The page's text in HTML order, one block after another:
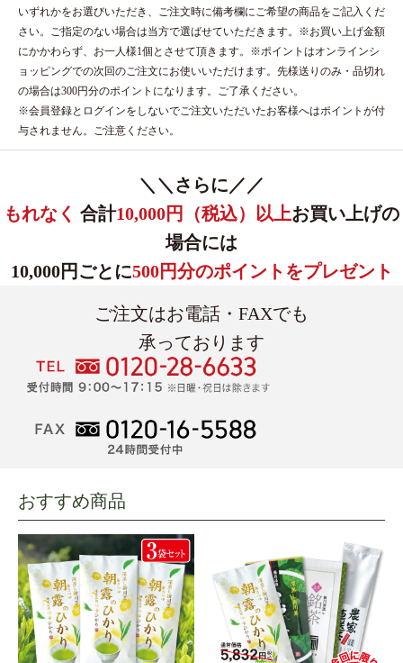
いずれかをお選びいただき、ご注文時に備考欄にご希望の商品をご記入くだ
さい。ご指定のない場合は当方で選ばせていただきます。※お買い上げ金額
にかかわらず、お一人様1個とさせて頂きます。※ポイントはオンラインシ
ョッピングでの次回のご注文にお使いいただけます。先様送りのみ・品切れ
の場合は300円分のポイントになります。ご了承ください。
※会員登録とログインをしないでご注文いただいたお客様へはポイントが付
与されません。ご注意ください。
＼＼さらに／／
もれなく 合計10,000円（税込）以上お買い上げの
場合には
10,000円ごとに500円分のポイントをプレゼント
ご注文はお電話・FAXでも
承っております
おすすめ商品